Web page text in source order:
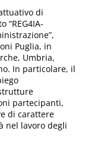
di
Puglia, in
Umbria,
In particolare, il
partecipanti,
di carattere
nel lavoro degli